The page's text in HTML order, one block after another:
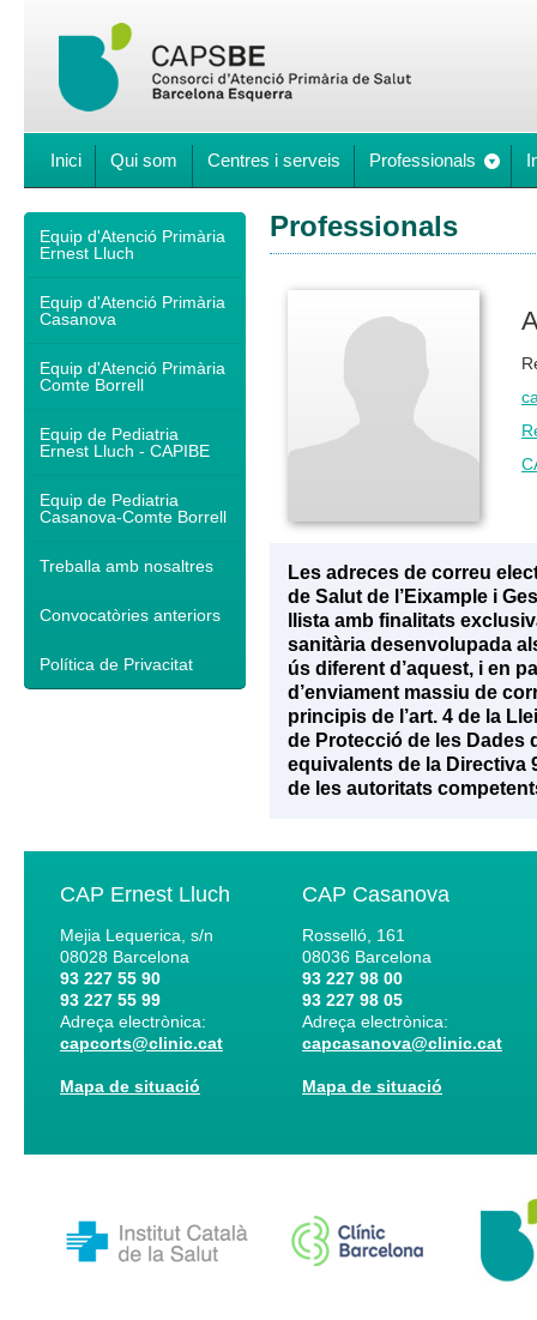
Inici Qui som Centres i serveis Professionals
Equip d'Atenció Primària
Ernest Lluch
Equip d'Atenció Primària
Casanova
Equip d'Atenció Primària
Comte Borrell
Equip de Pediatria
Ernest Lluch - CAPIBE
Equip de Pediatria
Casanova-Comte Borrell
Treballa amb nosaltres
Convocatòries anteriors
Política de Privacitat
Professionals
Les adreces de correu
de Salut de l’Eixample i
llista amb finalitats
sanitària desenvolupada
ús diferent d’aquest, i en
d’enviament massiu de
principis de l’art. 4 de la
de Protecció de les Dades
equivalents de la Directiva
de les autoritats
CAP Ernest Lluch
Mejia Lequerica, s/n
08028 Barcelona
93 227 55 90
93 227 55 99
Adreça electrònica:
capcorts@clinic.cat
Mapa de situació
CAP Casanova
Rosselló, 161
08036 Barcelona
93 227 98 00
93 227 98 05
Adreça electrònica:
capcasanova@clinic.cat
Mapa de situació